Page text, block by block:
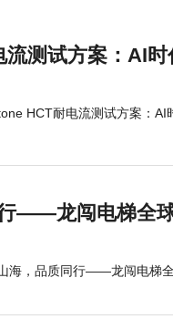
测试方案：AI
HCT耐电流测试方案：AI
——龙闯电梯全
海，品质同行——龙闯电梯